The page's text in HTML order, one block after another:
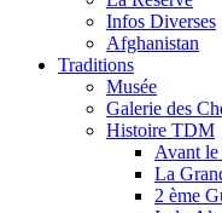
Infos Diverses
Afghanistan
Traditions
Musée
Galerie des
Histoire TDM
Avant le
La
2 ème